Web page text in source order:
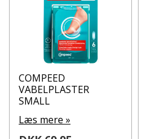
COMPEED
VABELPLASTER
SMALL
Læs mere »